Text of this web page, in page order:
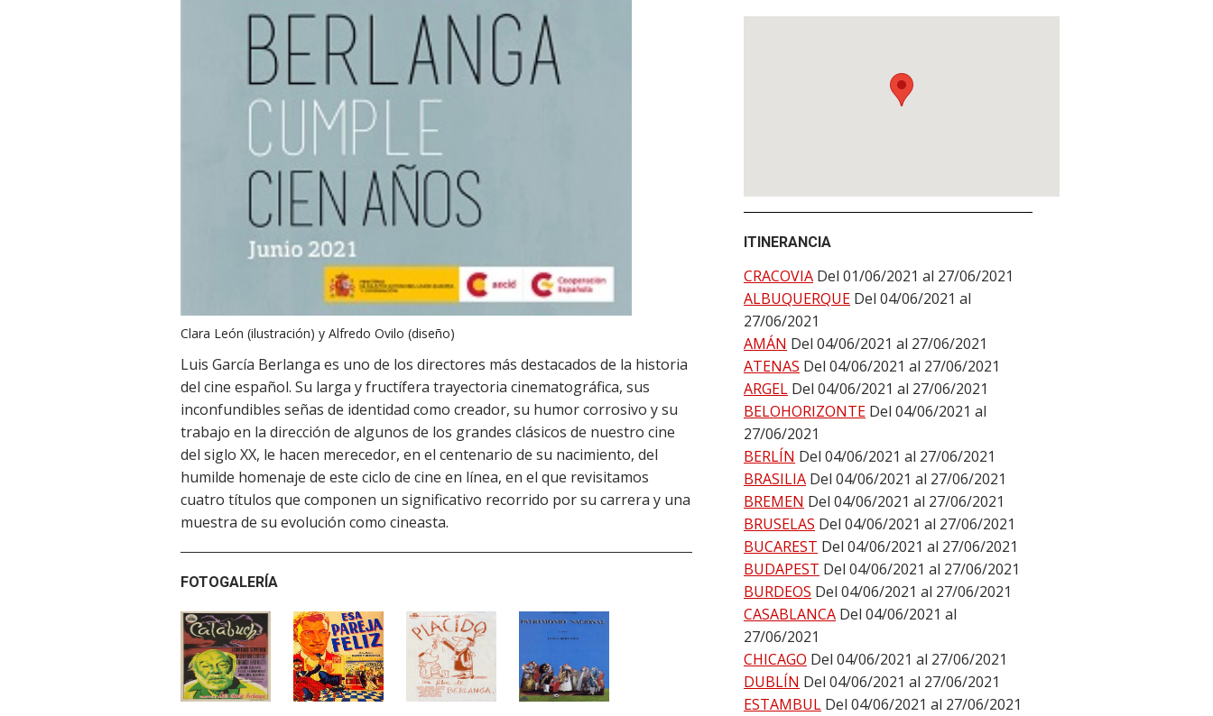
Clara León (ilustración) y Alfredo Ovilo (diseño)
Luis García Berlanga es uno de los directores más destacados de la historia
del cine español. Su larga y fructífera trayectoria cinematográfica, sus
inconfundibles señas de identidad como creador, su humor corrosivo y su
trabajo en la dirección de algunos de los grandes clásicos de nuestro cine
del siglo XX, le hacen merecedor, en el centenario de su nacimiento, del
humilde homenaje de este ciclo de cine en línea, en el que revisitamos
cuatro títulos que componen un significativo recorrido por su carrera y una
muestra de su evolución como cineasta.
FOTOGALERÍA
ITINERANCIA
CRACOVIA Del 01/06/2021 al 27/06/2021
ALBUQUERQUE Del 04/06/2021 al
27/06/2021
AMÁN Del 04/06/2021 al 27/06/2021
ATENAS Del 04/06/2021 al 27/06/2021
ARGEL Del 04/06/2021 al 27/06/2021
BELOHORIZONTE Del 04/06/2021 al
27/06/2021
BERLÍN Del 04/06/2021 al 27/06/2021
BRASILIA Del 04/06/2021 al 27/06/2021
BREMEN Del 04/06/2021 al 27/06/2021
BRUSELAS Del 04/06/2021 al 27/06/2021
BUCAREST Del 04/06/2021 al 27/06/2021
BUDAPEST Del 04/06/2021 al 27/06/2021
BURDEOS Del 04/06/2021 al 27/06/2021
CASABLANCA Del 04/06/2021 al
27/06/2021
CHICAGO Del 04/06/2021 al 27/06/2021
DUBLÍN Del 04/06/2021 al 27/06/2021
ESTAMBUL Del 04/06/2021 al 27/06/2021